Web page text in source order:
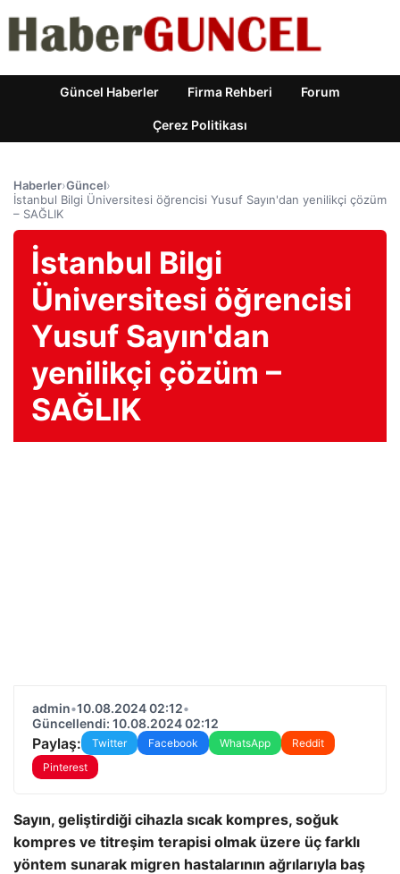
Güncel Haberler Firma Rehberi Forum
Çerez Politikası
Haberler›Güncel›
İstanbul Bilgi Üniversitesi öğrencisi Yusuf Sayın'dan yenilikçi çözüm
– SAĞLIK
İstanbul Bilgi
Üniversitesi öğrencisi
Yusuf Sayın'dan
yenilikçi çözüm –
SAĞLIK
admin•10.08.2024 02:12•
Güncellendi: 10.08.2024 02:12
Paylaş: Twitter Facebook WhatsApp
Reddit
Pinterest
Sayın, geliştirdiği cihazla sıcak kompres, soğuk
kompres ve titreşim terapisi olmak üzere üç farklı
yöntem sunarak migren hastalarının ağrılarıyla baş